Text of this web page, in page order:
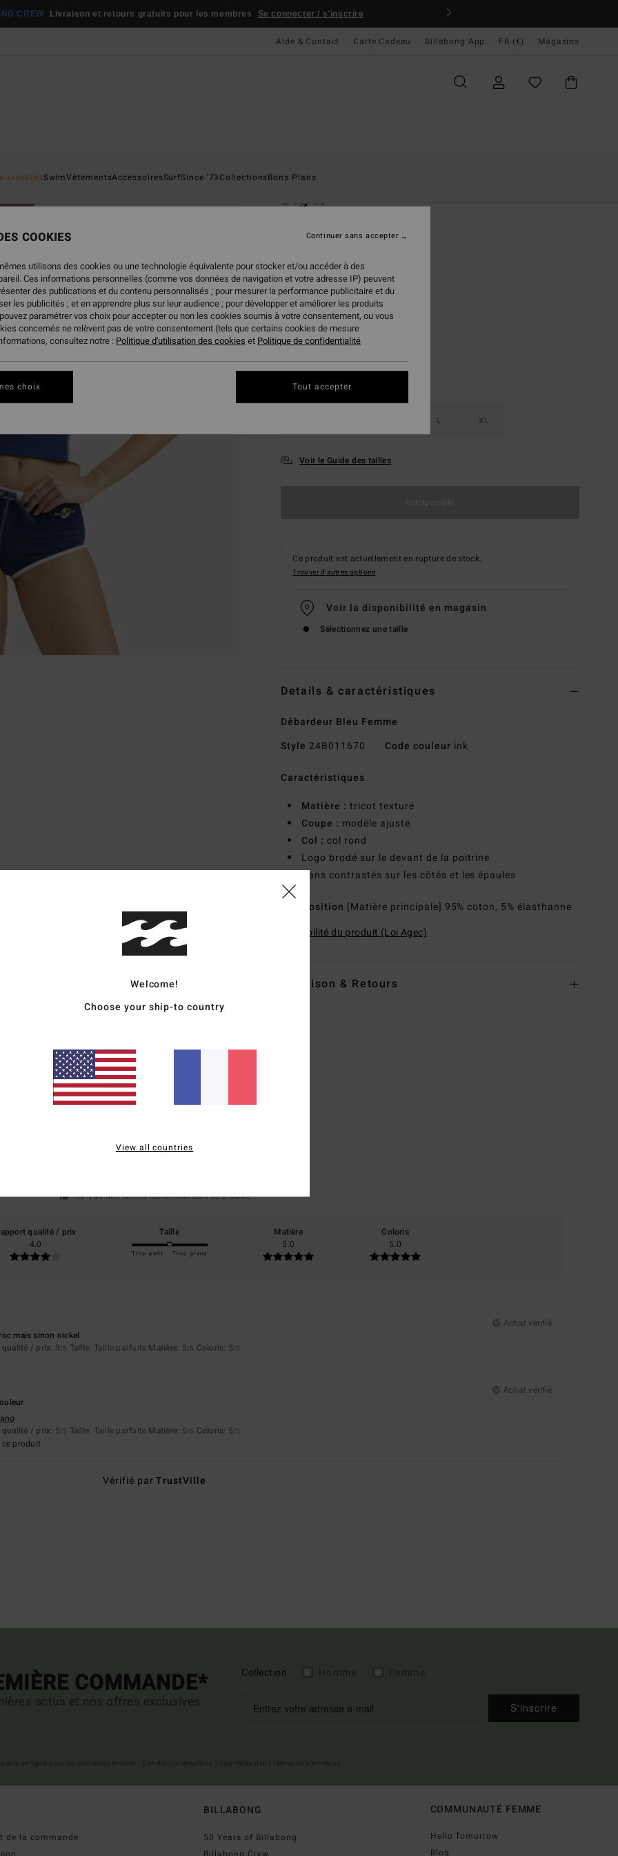
CREW Livraison et retours gratuits pour les membres Se connecter / s'inscrire
Aide & Contact Carte Cadeau Billabong App FR (€) Magasins
SwimVêtementsAccessoiresSurfSince '73CollectionsBons Plans
Dig It
(2 Avis)
35,95 €
CouleurInk
L XL
Voir le Guide des tailles
Ce produit est actuellement en rupture de stock.
Trouver d'autres options
Voir la disponibilité en magasin
Sélectionnez une taille
Details & caractéristiques
Débardeur Bleu Femme
Style 24B011670 Code couleur ink
Caractéristiques
Matière : tricot texturé
Coupe : modèle ajusté
Col : col rond
Logo brodé sur le devant de la poitrine
Pans contrastés sur les côtés et les épaules
Composition [Matière principale] 95% coton, 5% élasthanne
Traçabilité du produit (Loi Agec)
Livraison & Retours
Note moyenne
4.5 /5
50% de nos clients recommandent ce produit
qualité / prix
4.0
Taille
Trop petit Trop grand
Matière
5.0
Coloris
5.0
Achat vérifié
mais sinon nickel
qualité / prix: 3/5 Taille: Taille parfaite Matière: 5/5 Coloris: 5/5
Achat vérifié
qualité / prix: 5/5 Taille: Taille parfaite Matière: 5/5 Coloris: 5/5
produit
Vérifié parTrustVille
COMMANDE*
actus et nos offres exclusives.
Collection
S'inscrire
de la commande
BILLABONG
50 Years of Billabong
COMMUNAUTÉ FEMME
Hello Tomorrow
Blog
Welcome!
Choose your ship-to country
View all countries
COOKIES
utilisons des cookies ou une technologie équivalente pour stocker et/ou accéder à des
Ces informations personnelles (comme vos données de navigation et votre adresse IP) peuvent
des publications et du contenu personnalisés ; pour mesurer la performance publicitaire et du
les publicités ; et en apprendre plus sur leur audience ; pour développer et améliorer les produits
paramétrer vos choix pour accepter ou non les cookies soumis à votre consentement, ou vous
concernés ne relèvent pas de votre consentement (tels que certains cookies de mesure
consultez notre : Politique d'utilisation des cookies et Politique de confidentialité
choix
Continuer sans accepter
Tout accepter